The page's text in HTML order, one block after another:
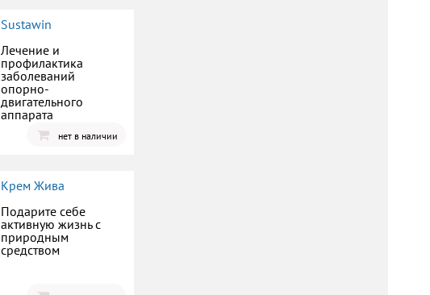
Sustawin
Лечение и
профилактика
заболеваний
опорно-
двигательного
аппарата
нет в наличии
Крем Жива
Подарите себе
активную жизнь с
природным
средством